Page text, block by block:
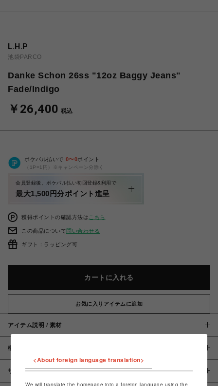
L.H.P
池袋PARCO
Danke Schon 26ss "12oz Baggy Jeans"
Fade/Indigo
￥26,400 税込
ポケパル払いで 0〜0ポイント
（1P=1円）※キャンペーン分除く
会員登録後、ポケパル払い初回登録&利用で
最大1,500円分ポイント進呈
獲得ポイントの確認方法は こちら
この商品について問い合わせる
ギフト：ラッピング可
カートに入れる
お気に入りアイテムに追加
アイテム説明 / 素材
概要
サイズ
<About foreign language translation>
We will translate the homepage into a foreign language using the